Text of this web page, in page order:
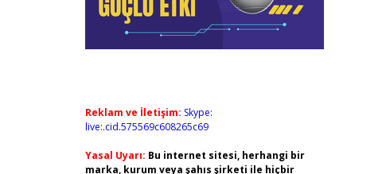
Reklam ve İletişim: Skype:
live:.cid.575569c608265c69
Yasal Uyarı: Bu internet sitesi, herhangi bir
marka, kurum veya şahıs şirketi ile hiçbir